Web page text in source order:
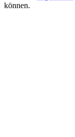
können.